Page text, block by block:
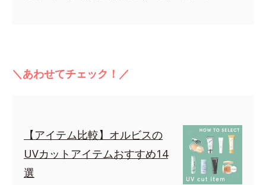
＼あわせてチェック！／
【アイテム比較】オルビスの
UVカットアイテムおすすめ14
選